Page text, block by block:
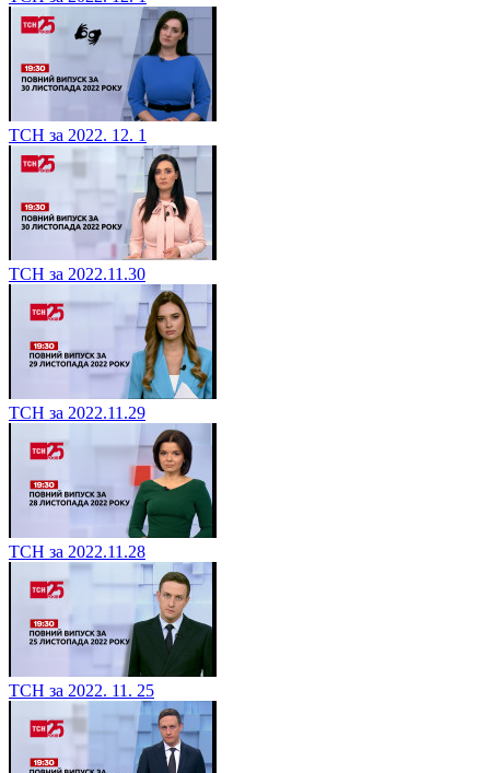
ТСН за 2022. 12. 1
ТСН за 2022.11.30
ТСН за 2022.11.29
ТСН за 2022.11.28
ТСН за 2022. 11. 25